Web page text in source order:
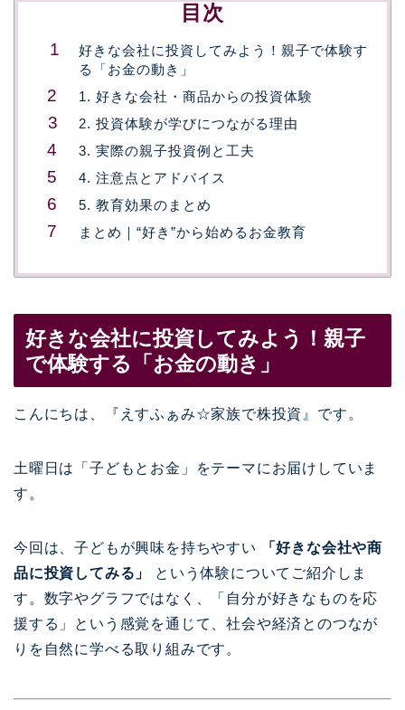
目次
好きな会社に投資してみよう！親子で体験す
る「お金の動き」
1. 好きな会社・商品からの投資体験
2. 投資体験が学びにつながる理由
3. 実際の親子投資例と工夫
4. 注意点とアドバイス
5. 教育効果のまとめ
まとめ｜“好き”から始めるお金教育
好きな会社に投資してみよう！親子
で体験する「お金の動き」
こんにちは、『えすふぁみ☆家族で株投資』です。
土曜日は「子どもとお金」をテーマにお届けしていま
す。
今回は、子どもが興味を持ちやすい
「好きな会社や商
品に投資してみる」
という体験についてご紹介しま
す。数字やグラフではなく、「自分が好きなものを応
援する」という感覚を通じて、社会や経済とのつなが
りを自然に学べる取り組みです。